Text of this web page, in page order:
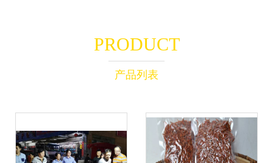
PRODUCT
产品列表